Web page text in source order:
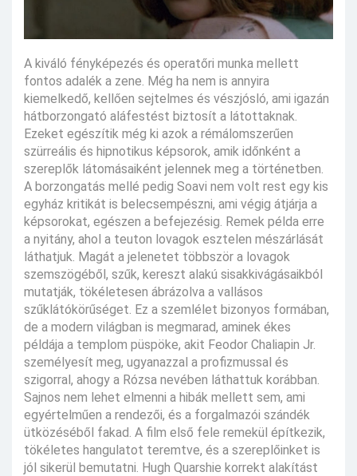
A kiváló fényképezés és operatőri munka mellett
fontos adalék a zene. Még ha nem is annyira
kiemelkedő, kellően sejtelmes és vészjósló, ami igazán
hátborzongató aláfestést biztosít a látottaknak.
Ezeket egészítik még ki azok a rémálomszerűen
szürreális és hipnotikus képsorok, amik időnként a
szereplők látomásaiként jelennek meg a történetben.
A borzongatás mellé pedig Soavi nem volt rest egy kis
egyház kritikát is belecsempészni, ami végig átjárja a
képsorokat, egészen a befejezésig. Remek példa erre
a nyitány, ahol a teuton lovagok esztelen mészárlását
láthatjuk. Magát a jelenetet többször a lovagok
szemszögéből, szűk, kereszt alakú sisakkivágásaikból
mutatják, tökéletesen ábrázolva a vallásos
szűklátókörűséget. Ez a szemlélet bizonyos formában,
de a modern világban is megmarad, aminek ékes
példája a templom püspöke, akit Feodor Chaliapin Jr.
személyesít meg, ugyanazzal a profizmussal és
szigorral, ahogy a Rózsa nevében láthattuk korábban.
Sajnos nem lehet elmenni a hibák mellett sem, ami
egyértelműen a rendezői, és a forgalmazói szándék
ütközéséből fakad. A film első fele remekül építkezik,
tökéletes hangulatot teremtve, és a szereplőinket is
jól sikerül bemutatni. Hugh Quarshie korrekt alakítást